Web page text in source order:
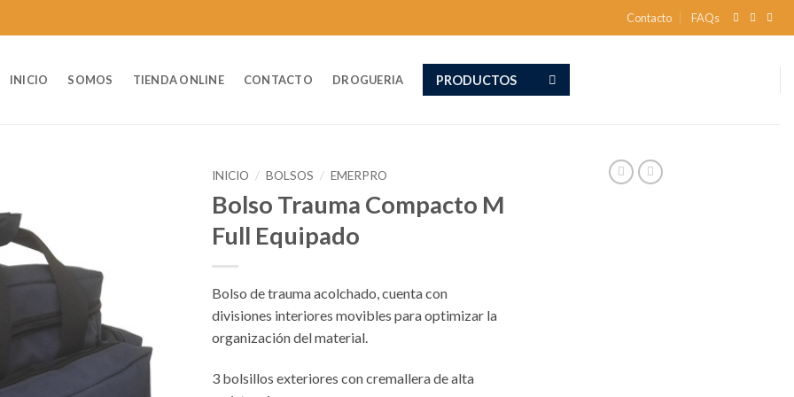
Contacto FAQs
INICIO SOMOS TIENDA ONLINE CONTACTO DROGUERIA PRODUCTOS
INICIO / BOLSOS / EMERPRO
Bolso Trauma Compacto M
Full Equipado
Bolso de trauma acolchado, cuenta con
divisiones interiores movibles para optimizar la
organización del material.
3 bolsillos exteriores con cremallera de alta